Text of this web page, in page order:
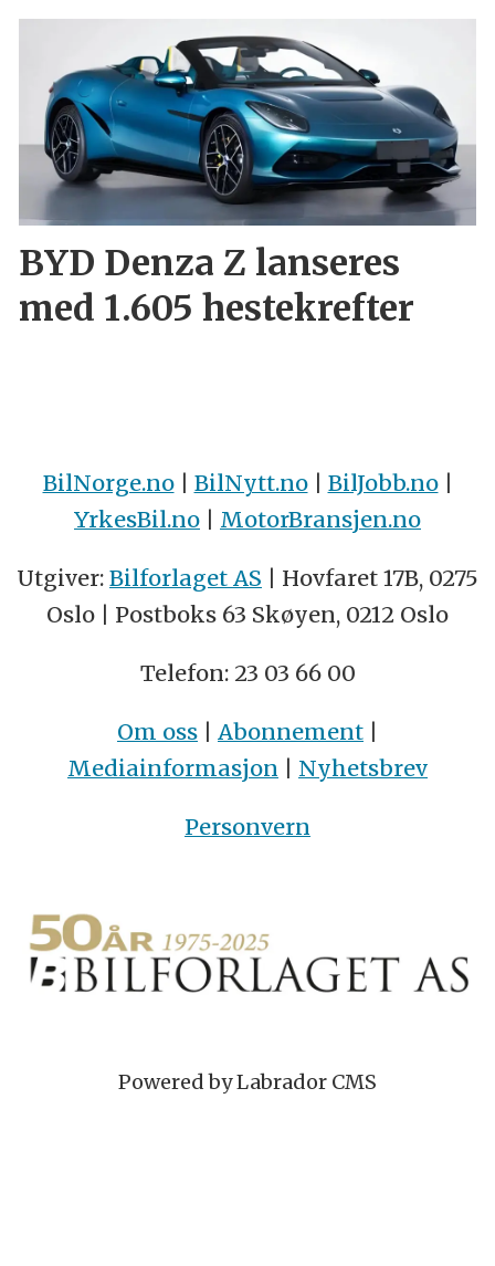
BYD Denza Z lanseres
med 1.605 hestekrefter
BilNorge.no| BilNytt.no| BilJobb.no|
YrkesBil.no
MotorBransjen.no
Utgiver: Bilforlaget AS | Hovfaret 17B, 0275
Oslo | Postboks 63 Skøyen, 0212 Oslo
Telefon: 23 03 66 00
Om oss | Abonnement |
Mediainformasjon | Nyhetsbrev
Personvern
Powered by Labrador CMS